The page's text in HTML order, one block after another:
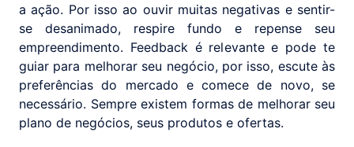
a ação. Por isso ao ouvir muitas negativas e sentir-
se desanimado, respire fundo e repense seu
empreendimento. Feedback é relevante e pode te
guiar para melhorar seu negócio, por isso, escute às
preferências do mercado e comece de novo, se
necessário. Sempre existem formas de melhorar seu
plano de negócios, seus produtos e ofertas.